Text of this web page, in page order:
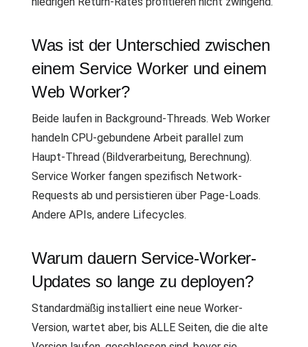
Was ist der Unterschied zwischen
einem Service Worker und einem
Web Worker?
Beide laufen in Background-Threads. Web Worker
handeln CPU-gebundene Arbeit parallel zum
Haupt-Thread (Bildverarbeitung, Berechnung).
Service Worker fangen spezifisch Network-
Requests ab und persistieren über Page-Loads.
Andere APIs, andere Lifecycles.
Warum dauern Service-Worker-
Updates so lange zu deployen?
Standardmäßig installiert eine neue Worker-
Version, wartet aber, bis ALLE Seiten, die die alte